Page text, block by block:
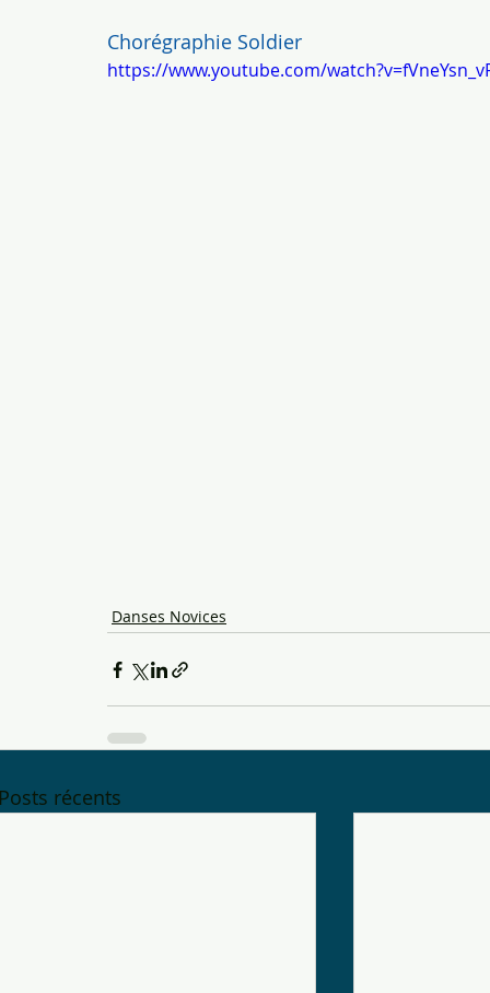
Chorégraphie Soldier
https://www.youtube.com/
Danses Novices
récents